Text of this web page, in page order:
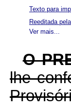
Ver mais...
Texto para
Reeditada
O
lhe